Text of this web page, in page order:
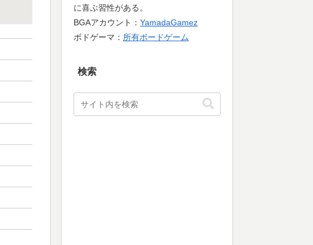
に喜ぶ習性がある。
BGAアカウント： YamadaGamez
ボドゲーマ： 所有ボードゲーム
検索